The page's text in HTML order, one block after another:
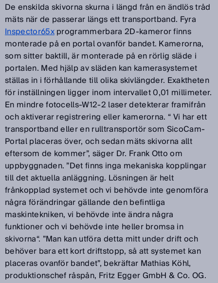
De enskilda skivorna skurna i längd från en ändlös tråd
mäts när de passerar längs ett transportband. Fyra
Inspector65xprogrammerbara 2D-kameror finns
monterade på en portal ovanför bandet. Kamerorna,
som sitter baktill, är monterade på en rörlig släde i
portalen. Med hjälp av släden kan kamerasystemet
ställas in i förhållande till olika skivlängder. Exaktheten
för inställningen ligger inom intervallet 0,01 millimeter.
En mindre fotocells-W12-2 laser detekterar framifrån
och aktiverar registrering eller kamerorna. “ Vi har ett
transportband eller en rulltransportör som SicoCam-
Portal placeras över, och sedan mäts skivorna allt
eftersom de kommer”, säger Dr. Frank Otto om
uppbyggnaden. ”Det finns inga mekaniska kopplingar
till det aktuella anläggning. Lösningen är helt
frånkopplad systemet och vi behövde inte genomföra
några förändringar gällande den befintliga
maskintekniken, vi behövde inte ändra några
funktioner och vi behövde inte heller bromsa in
skivorna“. ”Man kan utföra detta mitt under drift och
behöver bara ett kort driftstopp, så att systemet kan
placeras ovanför bandet”, bekräftar Mathias Köhl,
produktionschef råspån, Fritz Egger GmbH & Co. OG.